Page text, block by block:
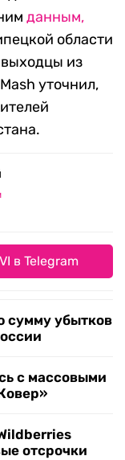
данным,
области
из
уточнил,
в Telegram
убытков
с массовыми
отсрочки